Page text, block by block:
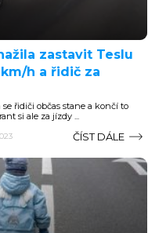
zastavit Teslu
h a řidič za
řidiči občas stane a končí to
si ale za jízdy ...
ČÍST DÁLE